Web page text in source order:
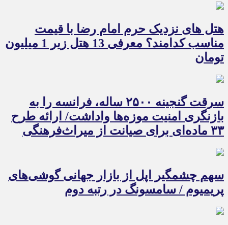
هتل های نزدیک حرم امام رضا با قیمت
مناسب کدامند؟ معرفی 13 هتل زیر 1 میلیون
تومان
سرقت گنجینه ۲۵۰۰ ساله، فرانسه را به
بازنگری امنیت موزه‌ها واداشت/ ارائه طرح
۳۳ ماده‌ای برای صیانت از میراث‌فرهنگی
سهم چشمگیر اپل از بازار جهانی گوشی‌های
پریمیوم / سامسونگ در رتبه دوم